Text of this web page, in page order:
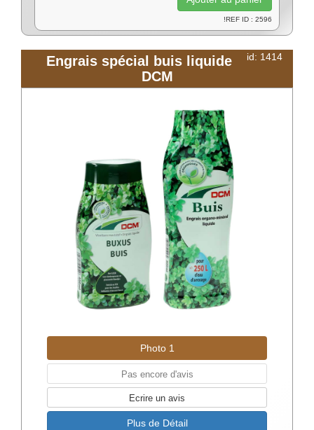
!REF ID : 2596
id: 1414
Engrais spécial buis liquide
DCM
Photo 1
Pas encore d'avis
Ecrire un avis
Plus de Détail